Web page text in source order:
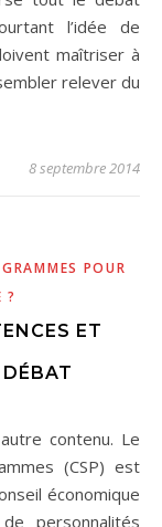
l’idée de
maîtriser à
relever du
8 septembre 2014
POUR
?
ET
(CSP) est
économique
personnalités